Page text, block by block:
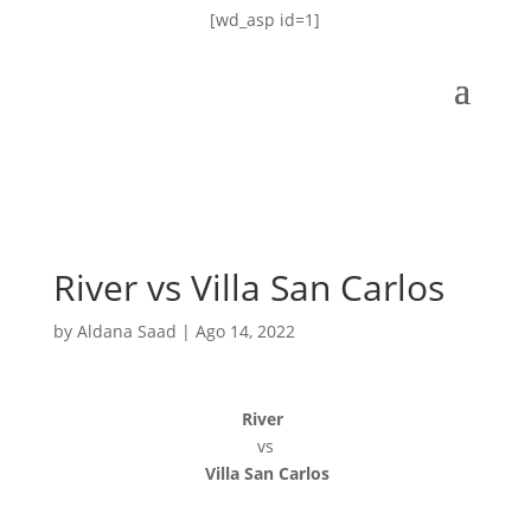
[wd_asp id=1]
River vs Villa San Carlos
by Aldana Saad | Ago 14, 2022
River
vs
Villa San Carlos